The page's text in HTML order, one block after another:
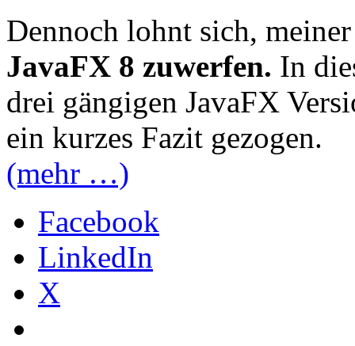
Dennoch lohnt sich,
JavaFX 8 zuwerfen. In
drei gängigen JavaFX
ein kurzes Fazit gezogen.
(mehr …)
Facebook
LinkedIn
X